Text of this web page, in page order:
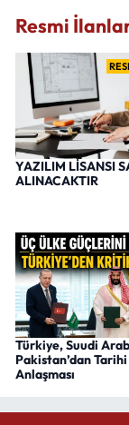
Resmi
YAZILIM LİSANSI
ALINACAKTIR
Türkiye, Suudi
Pakistan’dan
Anlaşması